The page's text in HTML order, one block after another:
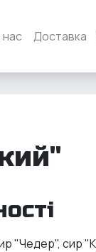
Доставка
"Чедер", сир